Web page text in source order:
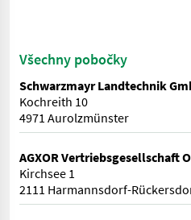
Všechny pobočky
Schwarzmayr Landtechnik
Kochreith 10
4971 Aurolzmünster
AGXOR Vertriebsgesellschaft
Kirchsee 1
2111 Harmannsdorf-